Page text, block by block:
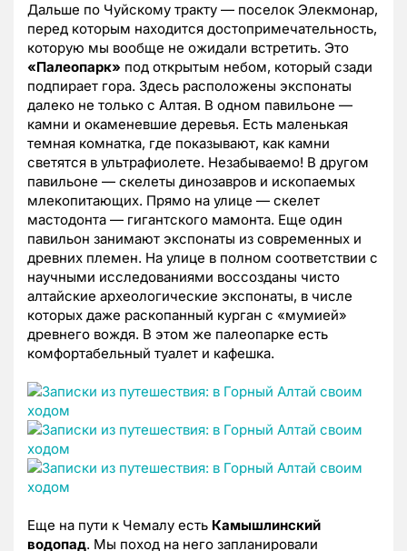
Дальше по Чуйскому тракту — поселок Элекмонар,
перед которым находится достопримечательность,
которую мы вообще не ожидали встретить. Это
«Палеопарк» под открытым небом, который сзади
подпирает гора. Здесь расположены экспонаты
далеко не только с Алтая. В одном павильоне —
камни и окаменевшие деревья. Есть маленькая
темная комнатка, где показывают, как камни
светятся в ультрафиолете. Незабываемо! В другом
павильоне — скелеты динозавров и ископаемых
млекопитающих. Прямо на улице — скелет
мастодонта — гигантского мамонта. Еще один
павильон занимают экспонаты из современных и
древних племен. На улице в полном соответствии с
научными исследованиями воссозданы чисто
алтайские археологические экспонаты, в числе
которых даже раскопанный курган с «мумией»
древнего вождя. В этом же палеопарке есть
комфортабельный туалет и кафешка.
Еще на пути к Чемалу есть Камышлинский
водопад. Мы поход на него запланировали